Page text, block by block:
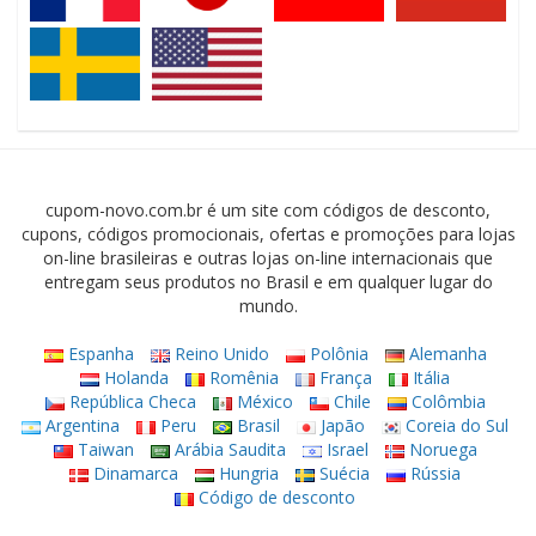
cupom-novo.com.br é um site com códigos de desconto,
cupons, códigos promocionais, ofertas e promoções para lojas
on-line brasileiras e outras lojas on-line internacionais que
entregam seus produtos no Brasil e em qualquer lugar do
mundo.
Espanha Reino Unido Polônia
Alemanha
Holanda
Romênia França
Itália
República Checa
México Chile
Colômbia
Argentina
Peru Brasil Japão
Coreia do Sul
Taiwan
Arábia Saudita Israel
Noruega
Dinamarca
Hungria Suécia
Rússia
Código de desconto